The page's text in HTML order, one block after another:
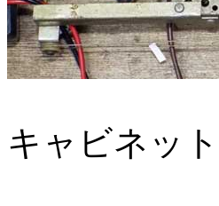
キャビネッ